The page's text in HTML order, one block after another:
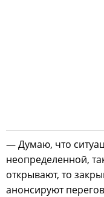
— Думаю, что
неопределенной,
открывают, то
анонсируют